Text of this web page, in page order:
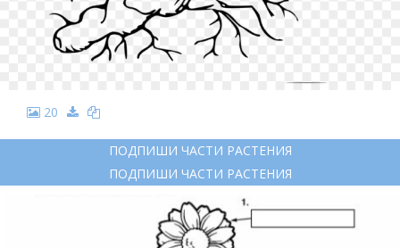
20
ПОДПИШИ ЧАСТИ РАСТЕНИЯ
ПОДПИШИ ЧАСТИ РАСТЕНИЯ